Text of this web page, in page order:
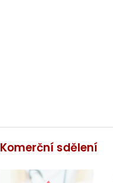
Komerční sdělení